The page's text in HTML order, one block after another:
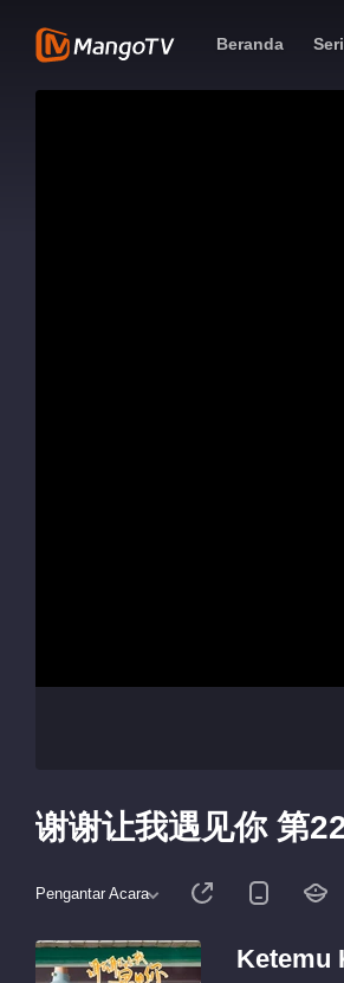
Beranda Seri
谢谢让我遇见你 第
Pengantar Acara
Ketemu